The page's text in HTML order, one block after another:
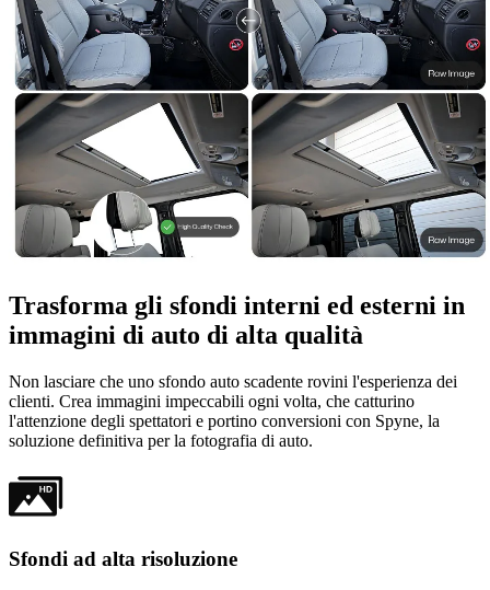
Trasforma gli sfondi interni ed esterni in
immagini di auto di alta qualità
Non lasciare che uno sfondo auto scadente rovini l'esperienza dei
clienti. Crea immagini impeccabili ogni volta, che catturino
l'attenzione degli spettatori e portino conversioni con Spyne, la
soluzione definitiva per la fotografia di auto.
Sfondi ad alta risoluzione